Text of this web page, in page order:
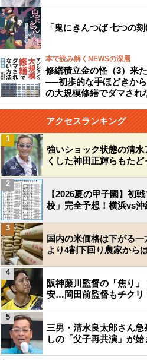
「鬼にきんつば 七つの
本で読み解くNEWSの深層
修繕積立金の怪（3）来
──初歩的な手ほどきか
の大規模修繕でダマされ
アクセスランキング
強いショック状態の清
くした神田正輝らもた
1
【2026夏の甲子園】初
校」完全予想！横浜vs
2
国内の米価格は下がる
より4割下回り農家から
3
阪神藤川監督の「焦り
安…岡田前監督もチクリ
4
三男・清水良太郎さん
しの「父子再共演」が
5